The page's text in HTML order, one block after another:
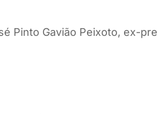
Pinto Gavião Peixoto, ex-